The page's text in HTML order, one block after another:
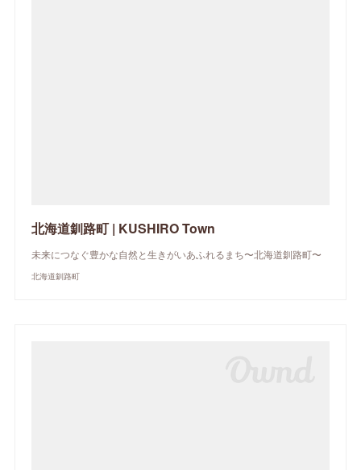
北海道釧路町 | KUSHIRO Town
未来につなぐ豊かな自然と生きがいあふれるまち〜北海道釧路町〜
北海道釧路町